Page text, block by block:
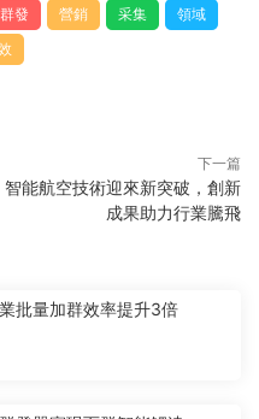
群發 營銷 采集
領域
下一篇
智能航空技術迎來新突破，創新
成果助力行業騰飛
批量加群效率提升3倍